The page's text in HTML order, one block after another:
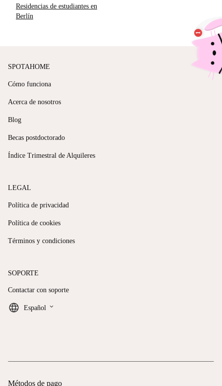
Residencias de estudiantes en
Berlín
SPOTAHOME
Cómo funciona
Acerca de nosotros
Blog
Becas postdoctorado
Índice Trimestral de Alquileres
LEGAL
Política de privacidad
Política de cookies
Términos y condiciones
SOPORTE
Contactar con soporte
Español keyboard_arrow_down
Métodos de pago